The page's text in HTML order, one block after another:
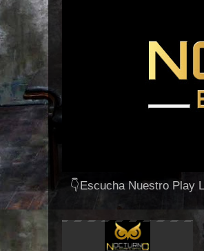
👇Escucha Nuestro Play